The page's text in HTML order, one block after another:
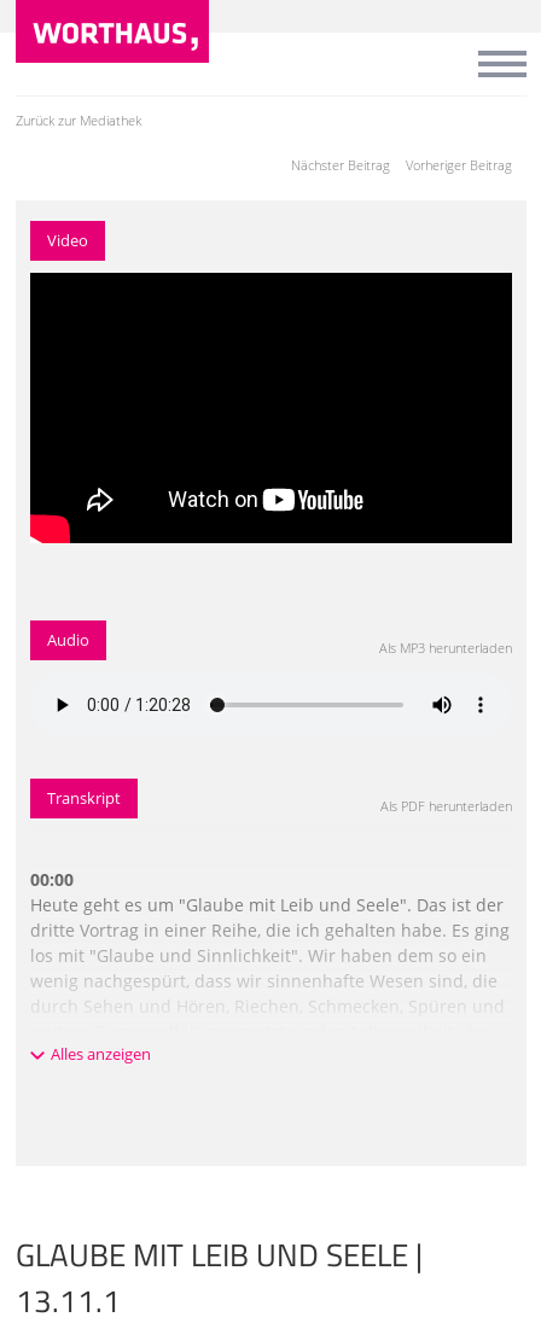
Zurück zur Mediathek
Vorheriger Beitrag
Nächster Beitrag
Video
Audio Als MP3 herunterladen
Transkript Als PDF herunterladen
00:00
Heute geht es um "Glaube mit Leib und Seele". Das ist der
dritte Vortrag in einer Reihe, die ich gehalten habe. Es ging
los mit "Glaube und Sinnlichkeit". Wir haben dem so ein
wenig nachgespürt, dass wir sinnenhafte Wesen sind, die
durch Sehen und Hören, Riechen, Schmecken, Spüren und
Natur, miteinander, und auch in uns verschachtelt sind,
sondern als der Raum, in dem Ergriffenheit stattfindet,
Verbundenheit, in dem wir auch ja sehr geistig, sehr tief
erfahren, erleben. Gefühle, die nicht im Gegensatz stehen
Alles anzeigen
GLAUBE MIT LEIB UND SEELE |
13.11.1